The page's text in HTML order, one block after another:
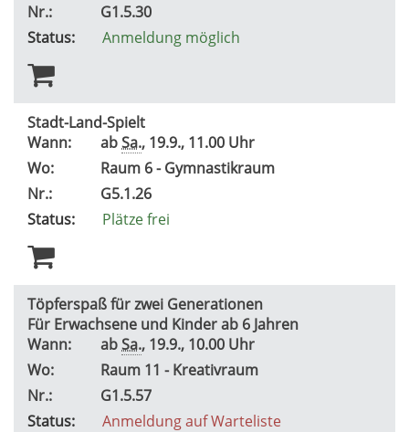
Nr.:
G1.5.30
Status:
Anmeldung möglich
Stadt-Land-Spielt
Wann:
abSa., 19.9., 11.00 Uhr
Wo:
Raum 6 - Gymnastikraum
Nr.:
G5.1.26
Status:
Plätze frei
Töpferspaß für zwei Generationen
Für Erwachsene und Kinder ab 6 Jahren
Wann:
abSa., 19.9., 10.00 Uhr
Wo:
Raum 11 - Kreativraum
Nr.:
G1.5.57
Status:
Anmeldung auf Warteliste